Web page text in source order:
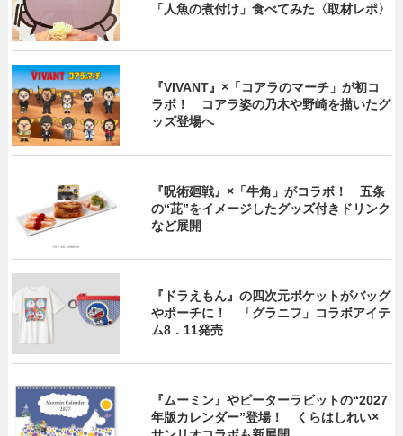
「人魚の煮付け」食べてみた〈取材レポ〉
『VIVANT』×「コアラのマーチ」が初コ
ラボ！ コアラ姿の乃木や野崎を描いたグ
ッズ登場へ
『呪術廻戦』×「牛角」がコラボ！ 五条
の“茈”をイメージしたグッズ付きドリンク
など展開
『ドラえもん』の四次元ポケットがバッグ
やポーチに！ 「グラニフ」コラボアイテ
ム8．11発売
『ムーミン』やピーターラビットの“2027
年版カレンダー”登場！ くらはしれい×